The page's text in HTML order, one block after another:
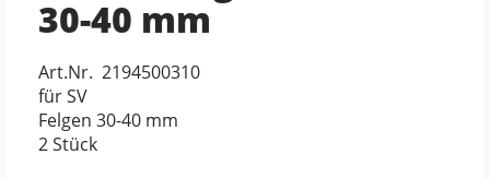
30-40 mm
Art.Nr. 2194500310
für SV
Felgen 30-40 mm
2 Stück